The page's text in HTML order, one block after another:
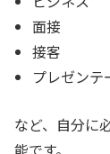
面接
接客
プレゼンテ
など、自分に
能です。